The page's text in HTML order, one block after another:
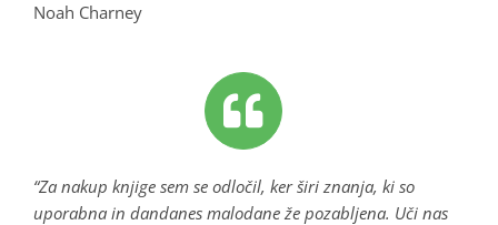
Noah Charney
“Za nakup knjige sem se odločil, ker širi znanja, ki so
uporabna in dandanes malodane že pozabljena. Uči nas